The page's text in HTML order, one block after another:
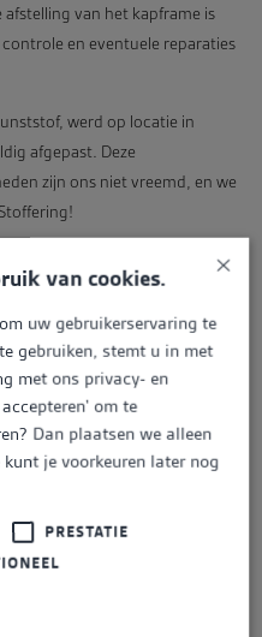
van het kapframe is
en eventuele reparaties
werd op locatie in
afgepast. Deze
zijn ons niet vreemd, en we
×
van cookies.
uw gebruikerservaring te
gebruiken, stemt u in met
met ons privacy- en
om te
Dan plaatsen we alleen
je voorkeuren later nog
PRESTATIE